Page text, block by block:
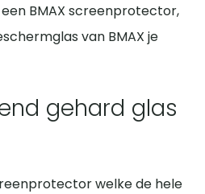
BMAX screenprotector,
van BMAX je
gehard glas
welke de hele